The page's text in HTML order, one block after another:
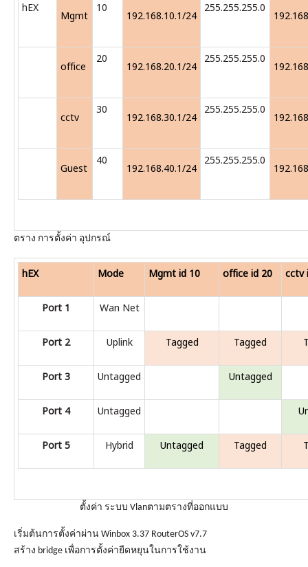
hEX
Mgmt
10
192.168.10.1/24
255.255.255.0
office
20
192.168.20.1/24
255.255.255.0
cctv
30
192.168.30.1/24
255.255.255.0
Guest
40
192.168.40.1/24
255.255.255.0
ตราง การตั้งค่า อุปกรณ์
hEX Mode Mgmt id 10 office id 20 cctv
Port 1 Wan Net
Port 2 Uplink Tagged Tagged
Port 3 Untagged Untagged
Port 4 Untagged
Port 5 Hybrid Untagged Tagged
ตั้งค่า ระบบ Vlanตามตรางที่ออกแบบ
เริ่มต้นการตั้งค่าผ่าน Winbox 3.37 RouterOS v7.7
สร้าง bridge เพื่อการตั้งค่ายืดหยุนในการใช้งาน